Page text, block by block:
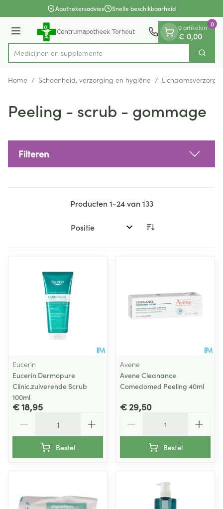
Ga naar de inhoudApothekersadvies Snelle beschikbaarheid
Menu
Product, merk, categorie...
Medici Zoek
0 artikelen
€ 0,00
0
Home / Schoonheid, verzorging en hygiëne /
Peeling - scrub - gommage
Filteren
Producten1-24van133
Sorteer op:
Eucerin
Eucerin Dermopure
Clinic.zuiverende Scrub
100ml
€ 18,95
Bestel
Avene
Avene Cleanance
Comedomed Peeling 40ml
€ 29,50
Bestel